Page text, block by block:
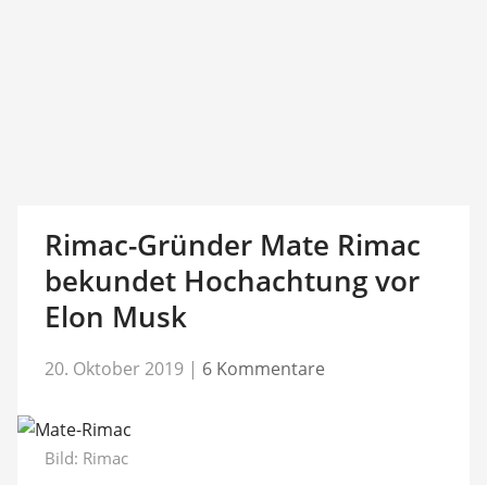
Rimac-Gründer Mate Rimac
bekundet Hochachtung vor
Elon Musk
20. Oktober 2019 | 6 Kommentare
Bild: Rimac